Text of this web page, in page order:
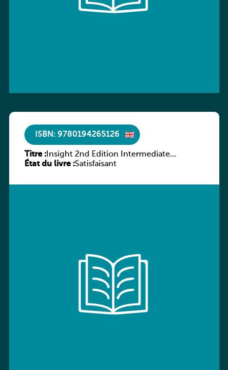
ISBN: 9780194265126
Titre :Insight 2nd Edition Intermediate
Student’s Book with Digital Pack
État du livre :Satisfaisant